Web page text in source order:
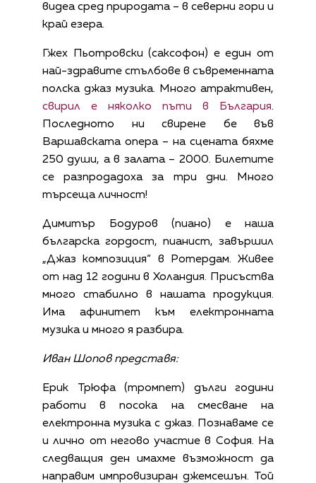
видеа сред природата – в северни гори и
край езера.
Гжех Пьотровски (саксофон) е един от
най-здравите стълбове в съвременната
полска джаз музика. Много атрактивен,
свирил е няколко пъти в България.
Последното ни свирене бе във
Варшавската опера – на сцената бяхме
250 души, а в залата – 2000. Билетите
се разпродадоха за три дни. Много
търсеща личност!
Димитър Бодуров (пиано) е наша
българска гордост, пианист, завършил
„Джаз композиция“ в Ротердам. Живее
от над 12 години в Холандия. Присъства
много стабилно в нашата продукция.
Има афинитет към електронната
музика и много я разбира.
Иван Шопов представя:
Ерик Трюфа (тромпет) дълги години
работи в посока на смесване на
електронна музика с джаз. Познаваме се
и лично от негово участие в София. На
следващия ден имахме възможност да
направим импровизиран джемсешън. Той